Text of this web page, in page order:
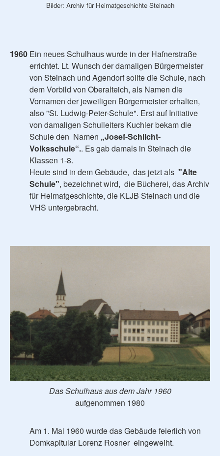
Bilder: Archiv für Heimatgeschichte Steinach
1960 Ein neues Schulhaus wurde in der Hafnerstraße
errichtet. Lt. Wunsch der damaligen Bürgermeister
von Steinach und Agendorf sollte die Schule, nach
dem Vorbild von Oberalteich, als Namen die
Vornamen der jeweiligen Bürgermeister erhalten,
also "St. Ludwig-Peter-Schule". Erst auf Initiative
von damaligen Schulleiters Kuchler bekam die
Schule den Namen „Josef-Schlicht-
Volksschule“.. Es gab damals in Steinach die
Klassen 1-8.
Heute sind in dem Gebäude, das jetzt als "Alte
Schule", bezeichnet wird, die Bücherei, das Archiv
für Heimatgeschichte, die KLJB Steinach und die
VHS untergebracht.
Das Schulhaus aus dem Jahr 1960
aufgenommen 1980
Am 1. Mai 1960 wurde das Gebäude feierlich von
Domkapitular Lorenz Rosner eingeweiht.